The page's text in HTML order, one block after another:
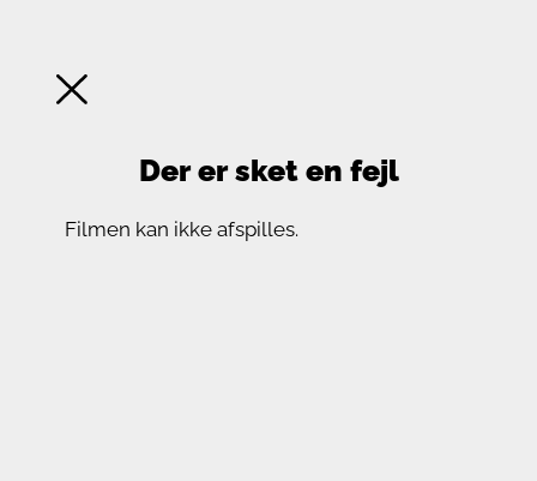
Der er sket en fejl
Filmen kan ikke afspilles.